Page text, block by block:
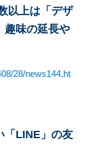
以上は「デザ
味の延長や
28/news144.ht
「LINE」の友